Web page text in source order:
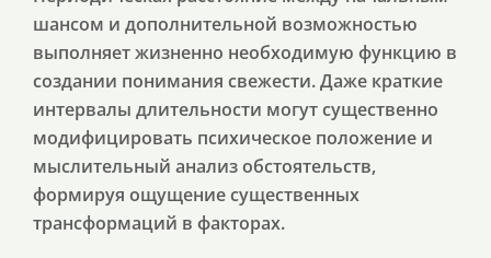
шансом и дополнительной возможностью
выполняет жизненно необходимую функцию в
создании понимания свежести. Даже краткие
интервалы длительности могут существенно
модифицировать психическое положение и
мыслительный анализ обстоятельств,
формируя ощущение существенных
трансформаций в факторах.